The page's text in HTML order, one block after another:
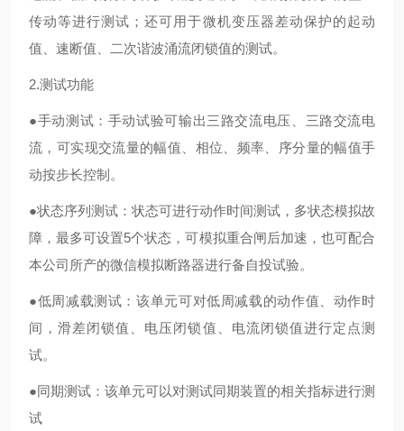
传动等进行测试；还可用于微机变压器差动保护的起动
值、速断值、二次谐波涌流闭锁值的测试。
2.测试功能
●手动测试：手动试验可输出三路交流电压、三路交流电
流，可实现交流量的幅值、相位、频率、序分量的幅值手
动按步长控制。
●状态序列测试：状态可进行动作时间测试，多状态模拟故
障，最多可设置5个状态，可模拟重合闸后加速，也可配合
本公司所产的微信模拟断路器进行备自投试验。
●低周减载测试：该单元可对低周减载的动作值、动作时
间，滑差闭锁值、电压闭锁值、电流闭锁值进行定点测
试。
●同期测试：该单元可以对测试同期装置的相关指标进行测
试